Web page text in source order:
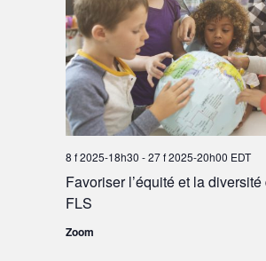
Favoriser l’équité et la
FLS
8 f 2025-18h30 -27 f 2025-20h00 EDT
Zoom